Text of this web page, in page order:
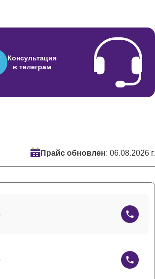
Консультация
в телеграм
Прайс обновлен: 06.08.2026 г.